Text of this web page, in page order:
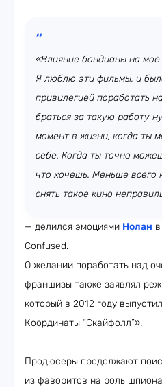
«Влияние бондианы на
Я люблю эти фильмы, и
привилегией поработать
браться за такую работу
момент в жизни, когда ты
себе. Когда ты точно
что хочешь. Меньше всего
снять такое кино
— делился эмоциями Нолан
Confused.
О желании поработать над
франшизы также заявлял
который в 2012 году
Координаты “Скайфолл”».
Продюсеры продолжают
из фаворитов на роль